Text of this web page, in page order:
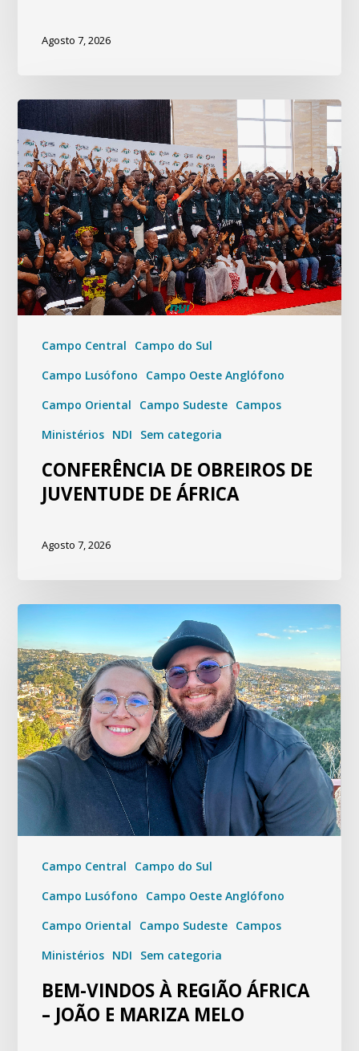
Agosto 7, 2026
Campo Central
Campo do Sul
Campo Lusófono
Campo Oeste Anglófono
Campo Oriental
Campo Sudeste Campos
Ministérios NDI Sem categoria
CONFERÊNCIA DE OBREIROS DE
JUVENTUDE DE ÁFRICA
Agosto 7, 2026
Campo Central
Campo do Sul
Campo Lusófono
Campo Oeste Anglófono
Campo Oriental
Campo Sudeste Campos
Ministérios NDI Sem categoria
BEM-VINDOS À REGIÃO ÁFRICA
– JOÃO E MARIZA MELO